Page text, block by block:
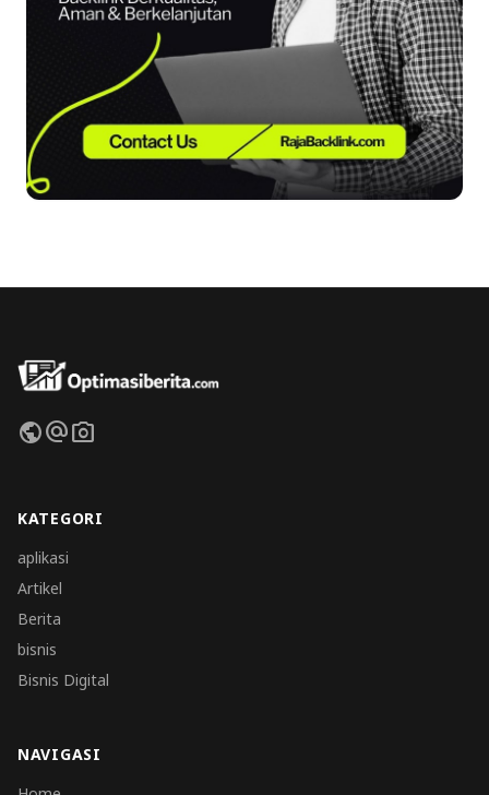
publicalternate_emailphoto_camera
KATEGORI
aplikasi
Artikel
Berita
bisnis
Bisnis Digital
NAVIGASI